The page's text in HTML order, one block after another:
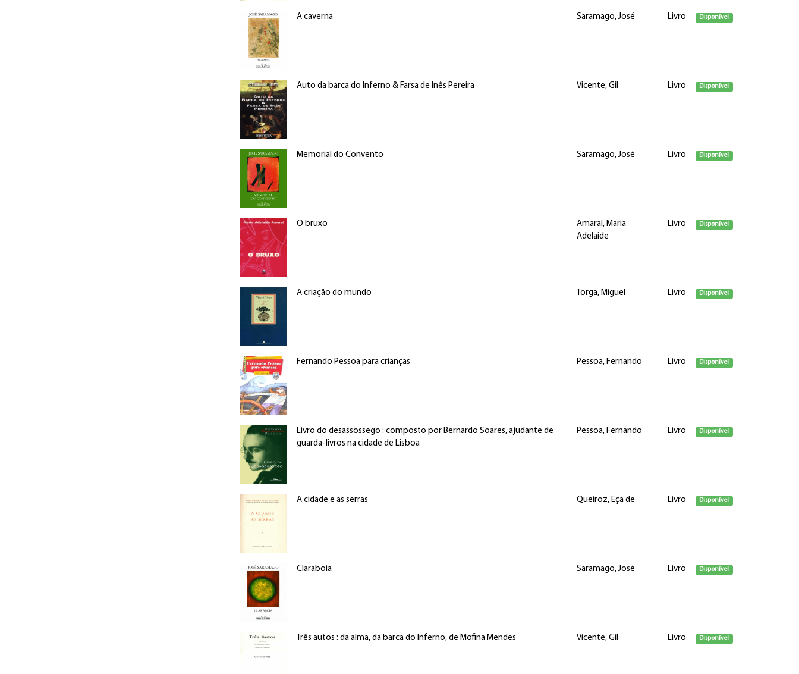
A caverna Saramago, José Livro Disponível
Auto da barca do Inferno & Farsa de Inês Pereira Vicente, Gil Livro Disponível
Memorial do Convento Saramago, José Livro Disponível
O bruxo
Amaral, Maria
Adelaide
Livro Disponível
A criação do mundo Torga, Miguel Livro Disponível
Fernando Pessoa para crianças Pessoa, Fernando Livro Disponível
Livro do desassossego : composto por Bernardo Soares, ajudante de
guarda-livros na cidade de Lisboa
Pessoa, Fernando Livro Disponível
A cidade e as serras Queiroz, Eça de Livro Disponível
Claraboia Saramago, José Livro Disponível
Três autos : da alma, da barca do Inferno, de Mofina Mendes Vicente, Gil Livro Disponível